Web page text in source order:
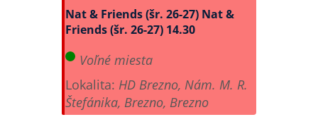
Nat & Friends (šr. 26-27) Nat &
Friends (šr. 26-27) 14.30
Voľné miesta
Lokalita: HD Brezno, Nám. M. R.
Štefánika, Brezno, Brezno